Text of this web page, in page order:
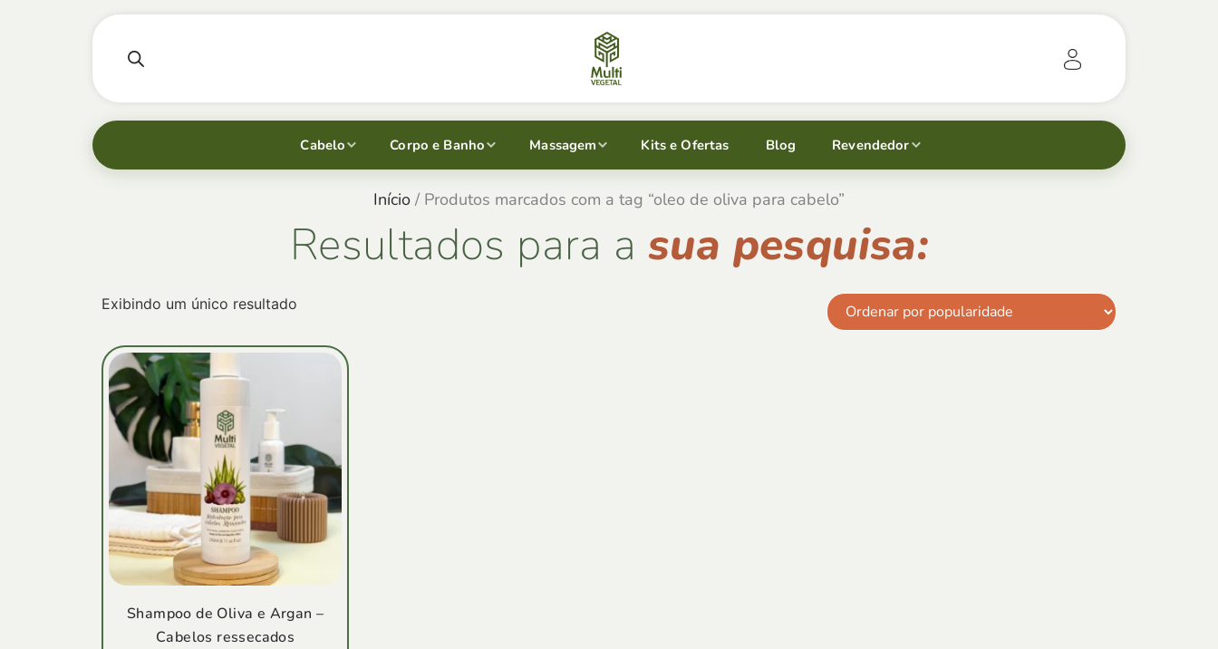
Cabelo Corpo e Banho Massagem Kits e Ofertas Blog Revendedor
Início / Produtos marcados com a tag “oleo de oliva para cabelo”
Resultados para a sua pesquisa:
Exibindo um único resultado
Shampoo de Oliva e Argan –
Cabelos ressecados